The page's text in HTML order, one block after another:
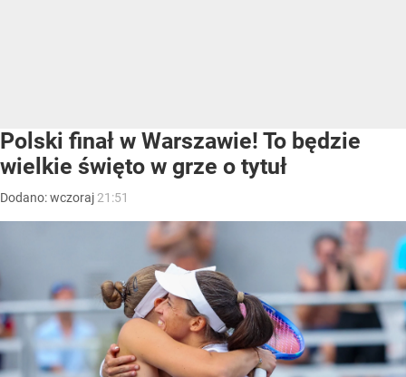
Polski finał w Warszawie! To będzie
wielkie święto w grze o tytuł
Dodano:wczoraj 21:51